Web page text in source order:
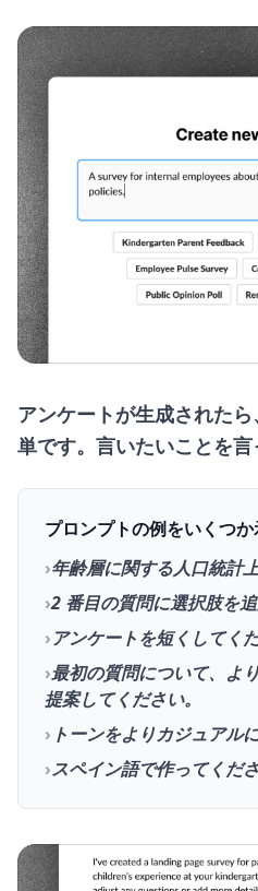
アンケートが生成されたら、
単です。言いたいことを言
プロンプトの例をいくつか
›年齢層に関する人口統計
›2 番目の質問に選択肢を追
›アンケートを短くしてくだ
›最初の質問について、よ
提案してください。
› トーンをよりカジュアル
›スペイン語で作ってくださ